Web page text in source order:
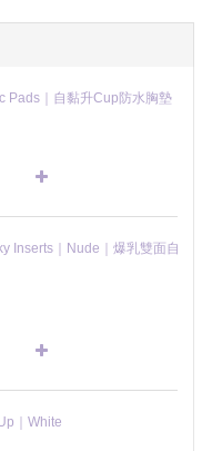
Pads｜自黏升Cup防水胸墊
Inserts｜Nude｜爆乳雙面自
｜White